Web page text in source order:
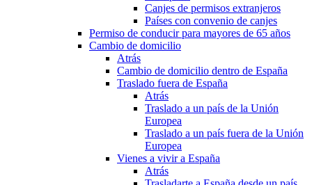
Canjes de permisos extranjeros
Países con convenio de canjes
Permiso de conducir para mayores de 65 años
Cambio de domicilio
Atrás
Cambio de domicilio dentro de España
Traslado fuera de España
Atrás
Traslado a un país de la Unión
Europea
Traslado a un país fuera de la Unión
Europea
Vienes a vivir a España
Atrás